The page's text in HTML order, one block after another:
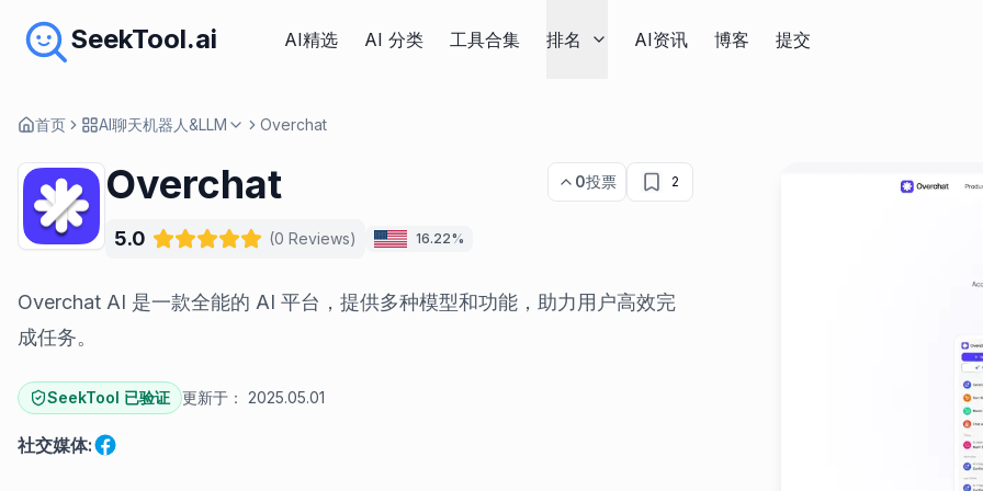
SeekTool.ai AI精选 AI 分类 工具合集 排名 AI资讯 博客 提交
首页 AI聊天机器人&LLM Overchat
Overchat 0投票 2
5.0 (0 Reviews) 16.22%
Overchat AI 是一款全能的 AI 平台，提供多种模型和功能，助力用户高效完
成任务。
SeekTool 已验证 更新于： 2025.05.01
社交媒体: